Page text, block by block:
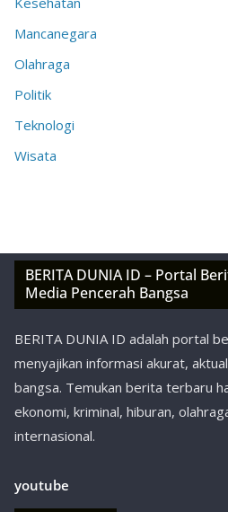
Mancanegara
Olahraga
Politik
Teknologi
Wisata
BERITA DUNIA ID – Portal
Media Pencerah Bangsa
BERITA DUNIA ID adalah portal
menyajikan informasi akurat,
bangsa. Temukan berita terbaru
ekonomi, kriminal, hiburan,
internasional.
youtube